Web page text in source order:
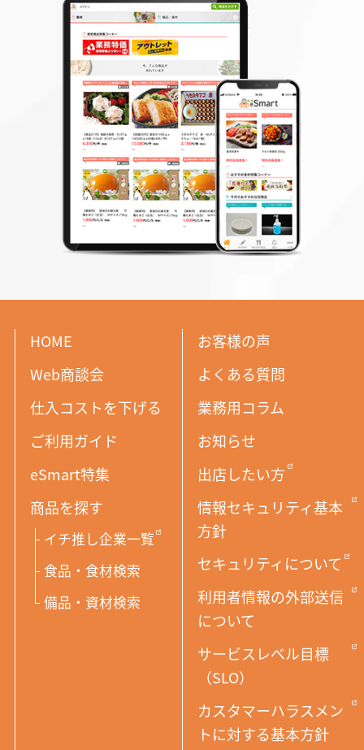
HOME
Web商談会
仕入コストを下げる
ご利用ガイド
eSmart特集
商品を探す
イチ推し企業一覧
食品・食材検索
備品・資材検索
お客様の声
よくある質問
業務用コラム
お知らせ
出店したい方
情報セキュリティ基本
方針
セキュリティについて
利用者情報の外部送信
について
サービスレベル目標
（SLO）
カスタマーハラスメン
トに対する基本方針